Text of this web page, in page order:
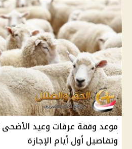
وتفاصيل أول أيام الإجازة